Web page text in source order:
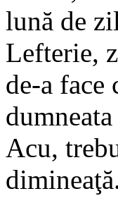
lună de
Lefterie,
de-a face
Acu,